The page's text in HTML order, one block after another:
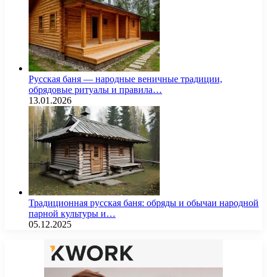
Русская баня — народные веничные традиции,
обрядовые ритуалы и правила…
13.01.2026
Традиционная русская баня: обряды и обычаи народной
парной культуры и…
05.12.2025